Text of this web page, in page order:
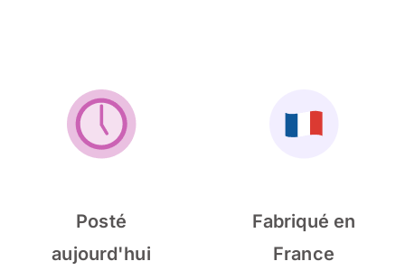
Posté
aujourd'hui
Fabriqué en
France